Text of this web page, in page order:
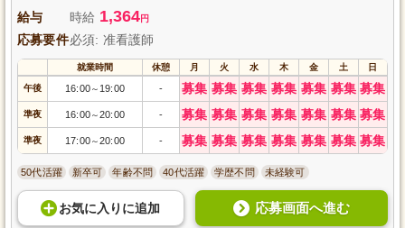
給与 時給 1,364円
応募要件必須: 准看護師
就業時間 休憩 月 火 水 木 金 土 日
午後 16:00～ 19:00 - 募集 募集 募集 募集 募集 募集 募集
準夜 16:00～20:00 - 募集 募集 募集 募集 募集 募集 募集
準夜 17:00～20:00 - 募集 募集 募集 募集 募集 募集 募集
50代活躍 新卒可 年齢不問 40代活躍 学歴不問 未経験可
お気に入り に追加 応募画面へ進む